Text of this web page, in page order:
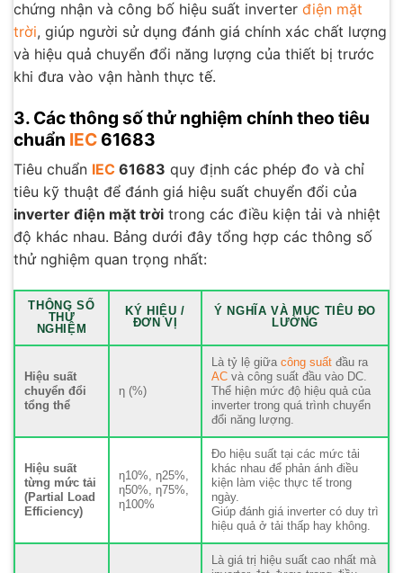
chứng nhận và công bố hiệu suất inverter điện mặt
trời, giúp người sử dụng đánh giá chính xác chất lượng
và hiệu quả chuyển đổi năng lượng của thiết bị trước
khi đưa vào vận hành thực tế.
3. Các thông số thử nghiệm chính theo tiêu
chuẩn IEC 61683
Tiêu chuẩn IEC 61683 quy định các phép đo và chỉ
tiêu kỹ thuật để đánh giá hiệu suất chuyển đổi của
inverter điện mặt trời trong các điều kiện tải và nhiệt
độ khác nhau. Bảng dưới đây tổng hợp các thông số
thử nghiệm quan trọng nhất:
THÔNG SỐ
THỬ
NGHIỆM
KÝ HIỆU /
ĐƠN VỊ
Ý NGHĨA VÀ MỤC TIÊU ĐO
LƯỜNG
Hiệu suất
chuyển đổi
tổng thể
η (%)
Là tỷ lệ giữa công suất đầu ra
AC và công suất đầu vào DC.
Thể hiện mức độ hiệu quả của
inverter trong quá trình chuyển
đổi năng lượng.
Hiệu suất
từng mức tải
(Partial Load
Efficiency)
η10%, η25%,
η50%, η75%,
η100%
Đo hiệu suất tại các mức tải
khác nhau để phản ánh điều
kiện làm việc thực tế trong
ngày.
Giúp đánh giá inverter có duy trì
hiệu quả ở tải thấp hay không.
Là giá trị hiệu suất cao nhất mà